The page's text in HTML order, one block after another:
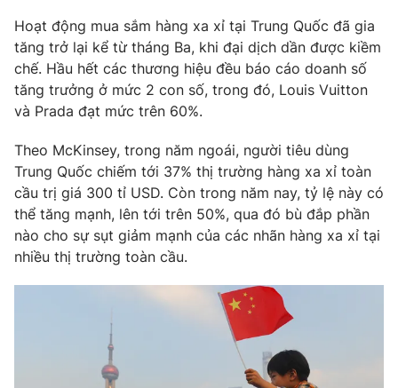
Hoạt động mua sắm hàng xa xỉ tại Trung Quốc đã gia
tăng trở lại kể từ tháng Ba, khi đại dịch dần được kiềm
chế. Hầu hết các thương hiệu đều báo cáo doanh số
tăng trưởng ở mức 2 con số, trong đó, Louis Vuitton
và Prada đạt mức trên 60%.
Theo McKinsey, trong năm ngoái, người tiêu dùng
Trung Quốc chiếm tới 37% thị trường hàng xa xỉ toàn
cầu trị giá 300 tỉ USD. Còn trong năm nay, tỷ lệ này có
thể tăng mạnh, lên tới trên 50%, qua đó bù đắp phần
nào cho sự sụt giảm mạnh của các nhãn hàng xa xỉ tại
nhiều thị trường toàn cầu.